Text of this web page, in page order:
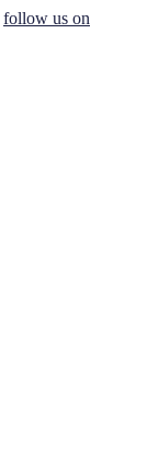
follow us on